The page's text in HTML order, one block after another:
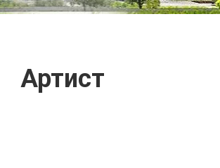
Артист